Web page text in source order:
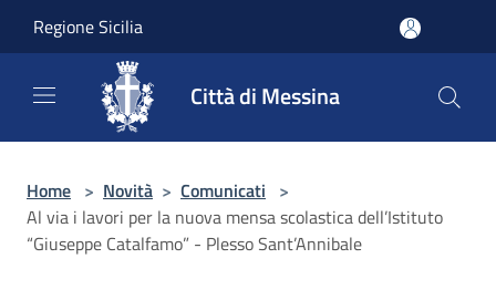
Regione Sicilia
Città di Messina
Home > Novità > Comunicati >
Al via i lavori per la nuova mensa scolastica dell’Istituto
“Giuseppe Catalfamo” - Plesso Sant’Annibale